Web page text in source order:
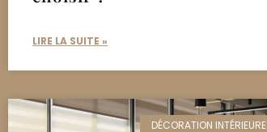
DÉCORATION INTÉRIEURE